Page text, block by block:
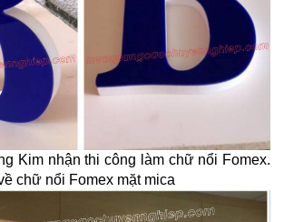
Kim nhận thi công làm chữ nổi Fomex.
chữ nổi Fomex mặt mica